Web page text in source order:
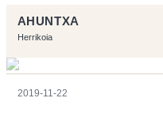
AHUNTXA
Herrikoia
2019-11-22